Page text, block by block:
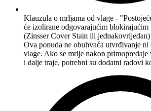
Klauzula o mrljama od vlage -
će izolirane odgovarajućim blokirajućim
(Zinsser Cover Stain ili
Ova ponuda ne obuhvaća utvrđivanje ni
vlage. Ako se mrlje nakon primopredaje
i dalje traje, potrebni su dodatni radovi